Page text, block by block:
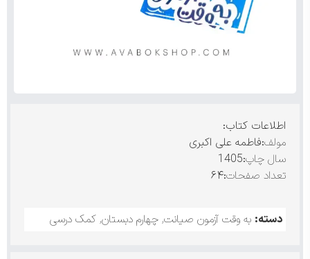
اطلاعات کتاب:
مولف:فاطمه علی اکبری
سال چاپ:1405
تعداد صفحات:۶۴
دسته: به وقت آزمون صیانت, چهارم دبستان, کمک درسی